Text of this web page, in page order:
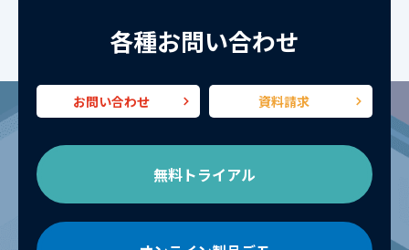
各種お問い合わせ
お問い合わせ 資料請求
無料トライアル